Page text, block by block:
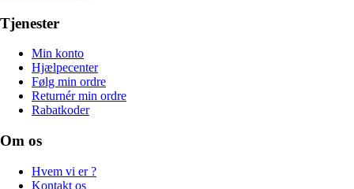
Tjenester
Min konto
Hjælpecenter
Følg min ordre
Returnér min ordre
Rabatkoder
Om os
Hvem vi er ?
Kontakt os